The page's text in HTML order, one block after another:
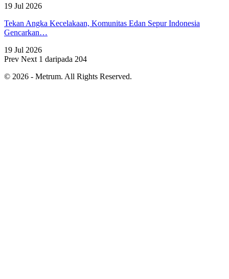
19 Jul 2026
Tekan Angka Kecelakaan, Komunitas Edan Sepur Indonesia
Gencarkan…
19 Jul 2026
Prev Next 1 daripada 204
© 2026 - Metrum. All Rights Reserved.